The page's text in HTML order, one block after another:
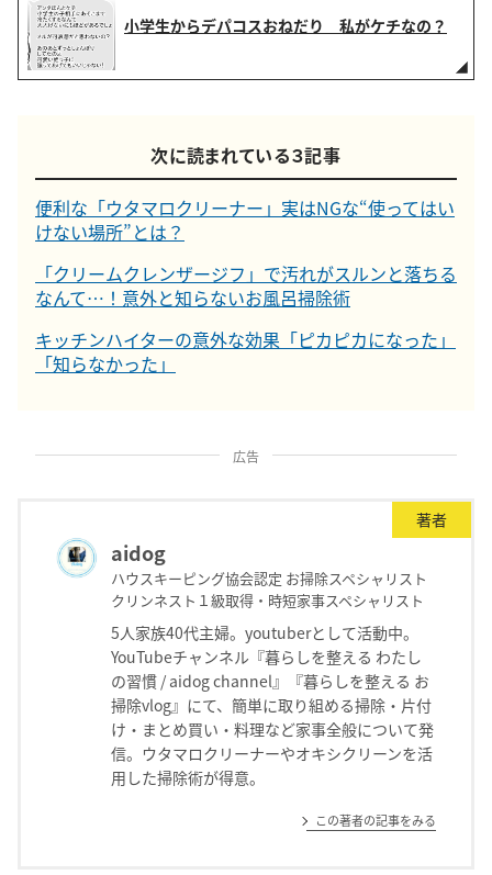
小学生からデパコスおねだり 私がケチなの？
次に読まれている３記事
便利な「ウタマロクリーナー」実はNGな“使ってはい
けない場所”とは？
「クリームクレンザージフ」で汚れがスルンと落ちる
なんて…！意外と知らないお風呂掃除術
キッチンハイターの意外な効果「ピカピカになった」
「知らなかった」
広告
著者
aidog
ハウスキーピング協会認定 お掃除スペシャリスト
クリンネスト１級取得・時短家事スペシャリスト
5人家族40代主婦。youtuberとして活動中。
YouTubeチャンネル『暮らしを整える わたし
の習慣 / aidog channel』『暮らしを整える お
掃除vlog』にて、簡単に取り組める掃除・片付
け・まとめ買い・料理など家事全般について発
信。ウタマロクリーナーやオキシクリーンを活
用した掃除術が得意。
この著者の記事をみる